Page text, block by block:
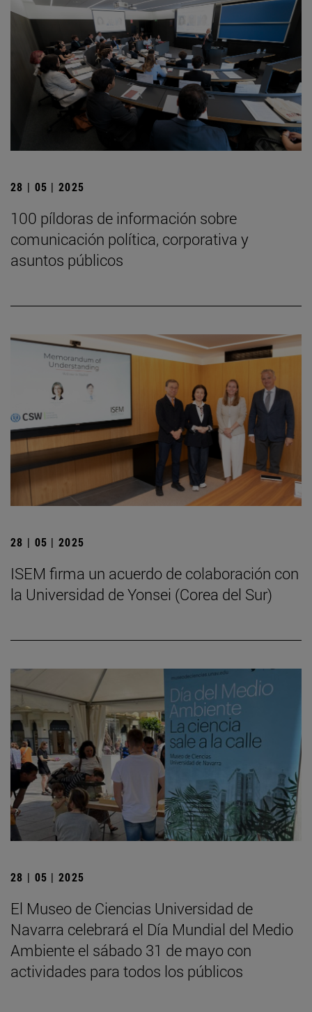
28 | 05 | 2025
100 píldoras de información sobre
comunicación política, corporativa y
asuntos públicos
28 | 05 | 2025
ISEM firma un acuerdo de colaboración con
la Universidad de Yonsei (Corea del Sur)
28 | 05 | 2025
El Museo de Ciencias Universidad de
Navarra celebrará el Día Mundial del Medio
Ambiente el sábado 31 de mayo con
actividades para todos los públicos